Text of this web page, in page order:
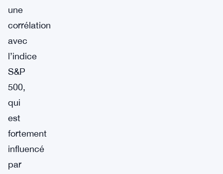
une
corrélation
avec
l’indice
S&P
500,
qui
est
fortement
influencé
par